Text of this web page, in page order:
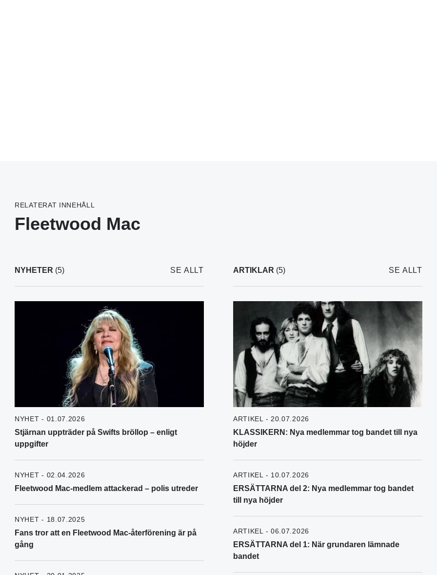
RELATERAT INNEHÅLL
Fleetwood Mac
NYHETER (5) SE ALLT
NYHET - 01.07.2026
Stjärnan uppträder på Swifts bröllop – enligt
uppgifter
NYHET - 02.04.2026
Fleetwood Mac-medlem attackerad – polis utreder
NYHET - 18.07.2025
Fans tror att en Fleetwood Mac-återförening är på
gång
ARTIKLAR (5) SE ALLT
ARTIKEL - 20.07.2026
KLASSIKERN: Nya medlemmar tog bandet till nya
höjder
ARTIKEL - 10.07.2026
ERSÄTTARNA del 2: Nya medlemmar tog bandet
till nya höjder
ARTIKEL - 06.07.2026
ERSÄTTARNA del 1: När grundaren lämnade
bandet